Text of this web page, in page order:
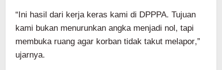
“Ini hasil dari kerja keras kami di DPPPA. Tujuan
kami bukan menurunkan angka menjadi nol, tapi
membuka ruang agar korban tidak takut melapor,”
ujarnya.